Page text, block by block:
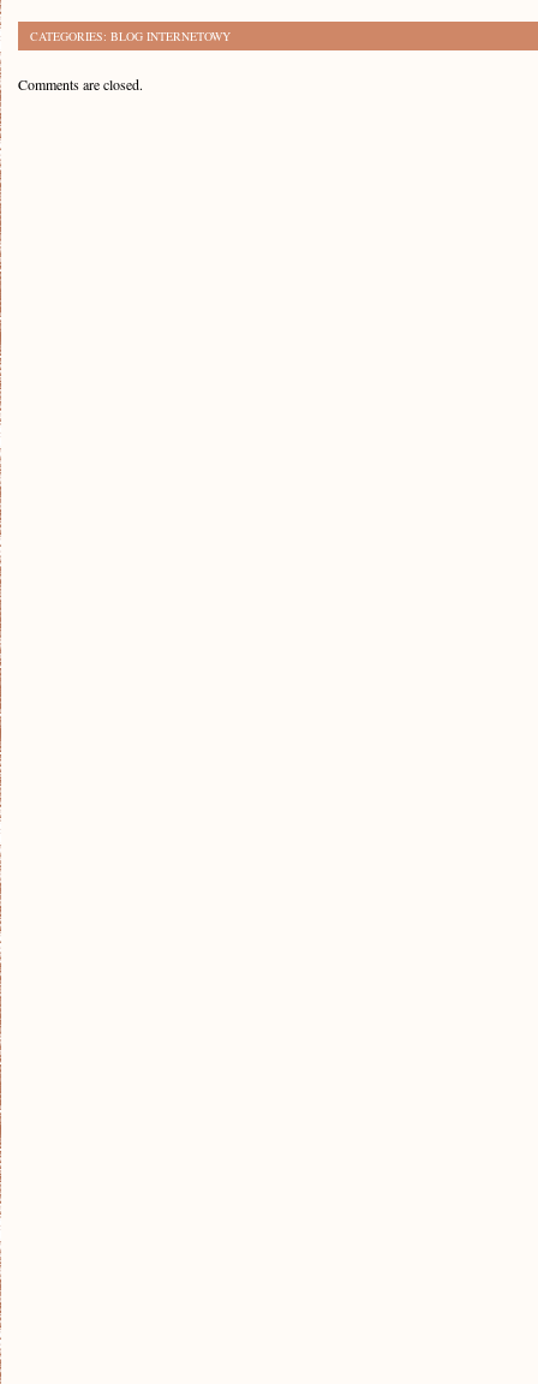
CATEGORIES: BLOG INTERNETOWY
Comments are closed.